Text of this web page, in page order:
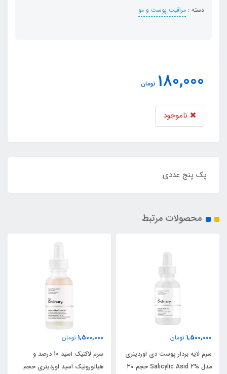
دسته : مراقبت پوست و مو
180,000 تومان
ناموجود
پک پنج عددی
محصولات مرتبط
1,500,000 تومان
سرم لایه بردار پوست دی اوردینری
مدل Salicylic Asid 2% حجم ۳۰
1,500,000 تومان
سرم لاکتیک اسید 10 درصد و
هیالورونیک اسید اوردینری حجم